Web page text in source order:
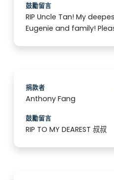
鼓勵留言
RIP Uncle Tan! My
Eugenie and family!
捐款者
Anthony Fang
鼓勵留言
RIP TO MY DEAREST 叔叔